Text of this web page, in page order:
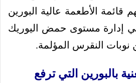
قائمة الأطعمة عالية البورين
إدارة مستوى حمض اليوريك
نوبات النقرس المؤلمة.
بالبورين التي ترفع